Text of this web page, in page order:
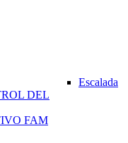
Escalada
DEL
FAM